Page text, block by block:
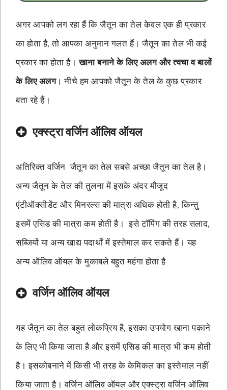
अगर आपको लग रहा हैं कि जैतून का तेल केवल एक ही प्रकार
का होता है, तो आपका अनुमान गलत हैं। जैतून का तेल भी कई
प्रकार का होता है।खाना बनाने के लिए अलग और त्वचा व बालों
के लिए अलग। नीचे हम आपको जैतून के तेल के कुछ प्रकार
बता रहे हैं।
एक्स्ट्रा वर्जिन ऑलिव ऑयल
अतिरिक्त वर्जिन जैतून का तेल सबसे अच्छा जैतून का तेल है।
अन्य जैतून के तेल की तुलना में इसके अंदर मौजूद
एंटीऑक्सीडेंट और मिनरल्स की मात्रा अधिक होती है, किन्तु
इसमें एसिड की मात्रा कम होती है। इसे टॉपिंग की तरह सलाद,
सब्जियों या अन्य खाद्य पदार्थों में इस्तेमाल कर सकते हैं। यह
अन्य ऑलिव ऑयल के मुकाबले बहुत महंगा होता है
वर्जिन ऑलिव ऑयल
यह जैतून का तेल बहुत लोकप्रिय है, इसका उपयोग खाना पकाने
के लिए भी किया जाता है और इसमें एसिड की मात्रा भी कम होती
है। इसकोबनाने में किसी भी तरह के केमिकल का इस्तेमाल नहीं
किया जाता है। वर्जिन ऑलिव ऑयल और एक्स्ट्रा वर्जिन ऑलिव